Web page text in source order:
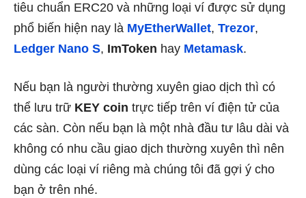
tiêu chuẩn ERC20 và những loại ví được sử dụng
phổ biến hiện nay là MyEtherWallet, Trezor,
Ledger Nano S, ImToken hay Metamask.
Nếu bạn là người thường xuyên giao dịch thì có
thể lưu trữ KEY coin trực tiếp trên ví điện tử của
các sàn. Còn nếu bạn là một nhà đầu tư lâu dài và
không có nhu cầu giao dịch thường xuyên thì nên
dùng các loại ví riêng mà chúng tôi đã gợi ý cho
bạn ở trên nhé.